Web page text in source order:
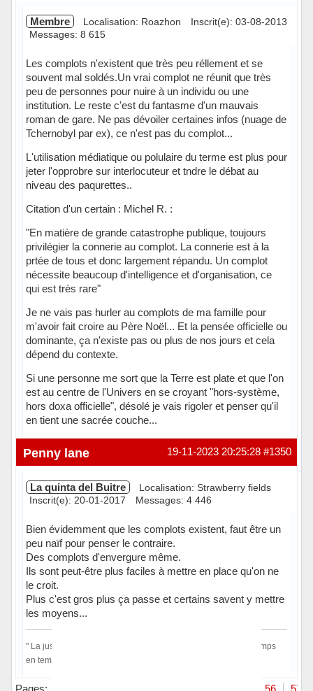
Membre Localisation: Roazhon
Inscrit(e): 03-08-2013
Messages: 8 615
Les complots n'existent que très peu réllement et se
souvent mal soldés.Un vrai complot ne réunit que très
peu de personnes pour nuire à un individu ou une
institution. Le reste c'est du fantasme d'un mauvais
roman de gare. Ne pas dévoiler certaines infos (nuage de
Tchernobyl par ex), ce n'est pas du complot...
L'utilisation médiatique ou polulaire du terme est plus pour
jeter l'opprobre sur interlocuteur et tndre le débat au
niveau des paqurettes..
Citation d'un certain : Michel R. :
"En matière de grande catastrophe publique, toujours
privilégier la connerie au complot. La connerie est à la
prtée de tous et donc largement répandu. Un complot
nécessite beaucoup d'intelligence et d'organisation, ce
qui est très rare"
Je ne vais pas hurler au complots de ma famille pour
m'avoir fait croire au Père Noël... Et la pensée officielle ou
dominante, ça n'existe pas ou plus de nos jours et cela
dépend du contexte.
Si une personne me sort que la Terre est plate et que l'on
est au centre de l'Univers en se croyant "hors-système,
hors doxa officielle", désolé je vais rigoler et penser qu'il
en tient une sacrée couche...
Hors ligne #1350
19-11-2023 20:25:28
Penny lane
La quinta del Buitre
Localisation: Strawberry fields
Inscrit(e): 20-01-2017
Messages: 4 446
Bien évidemment que les complots existent, faut être un
peu naïf pour penser le contraire.
Des complots d'envergure même.
Ils sont peut-être plus faciles à mettre en place qu'on ne
le croit.
Plus c'est gros plus ça passe et certains savent y mettre
les moyens...
" La justice c'est comme la sainte vierge, si on la voit pas de temps
en temps, le doute s'installe"." Pile ou face " Audiard.
En ligne